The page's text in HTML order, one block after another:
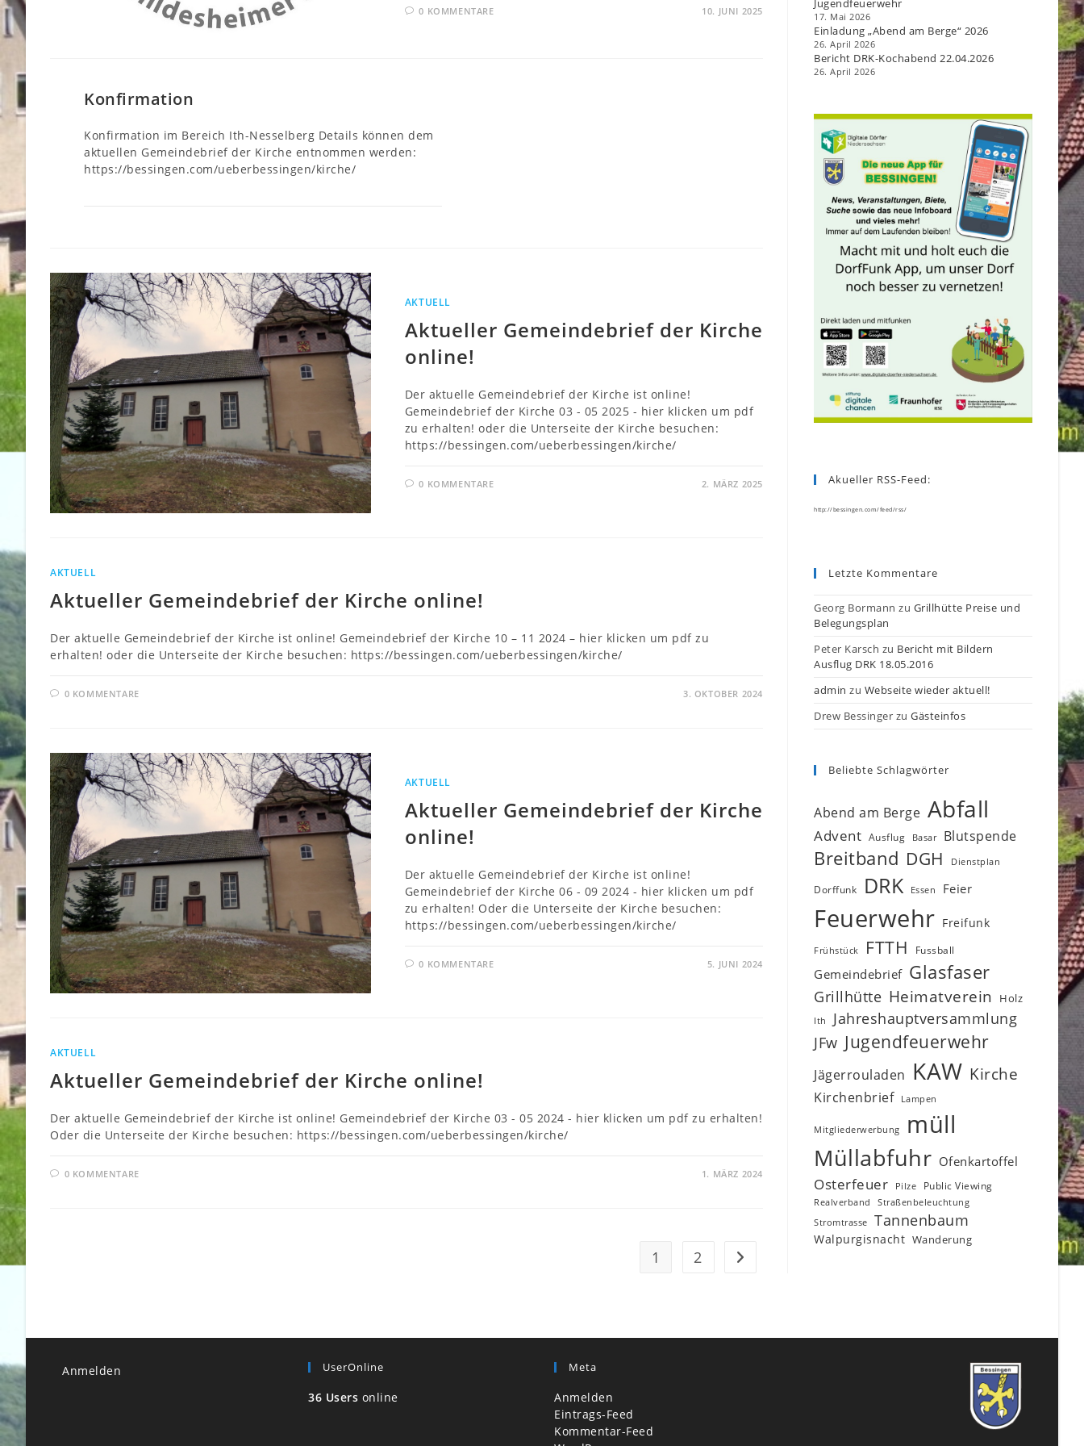
0 KOMMENTARE 10. JUNI 2025
Konfirmation
Konfirmation im Bereich Ith-Nesselberg Details können dem
aktuellen Gemeindebrief der Kirche entnommen werden:
https://bessingen.com/ueberbessingen/kirche/
AKTUELL
Aktueller Gemeindebrief der Kirche
online!
Der aktuelle Gemeindebrief der Kirche ist online!
Gemeindebrief der Kirche 03 - 05 2025 - hier klicken um pdf
zu erhalten! oder die Unterseite der Kirche besuchen:
https://bessingen.com/ueberbessingen/kirche/
0 KOMMENTARE 2. MÄRZ 2025
AKTUELL
Aktueller Gemeindebrief der Kirche online!
Der aktuelle Gemeindebrief der Kirche ist online! Gemeindebrief der Kirche 10 – 11 2024 – hier klicken um pdf zu
erhalten! oder die Unterseite der Kirche besuchen: https://bessingen.com/ueberbessingen/kirche/
0 KOMMENTARE 3. OKTOBER 2024
AKTUELL
Aktueller Gemeindebrief der Kirche
online!
Der aktuelle Gemeindebrief der Kirche ist online!
Gemeindebrief der Kirche 06 - 09 2024 - hier klicken um pdf
zu erhalten! Oder die Unterseite der Kirche besuchen:
https://bessingen.com/ueberbessingen/kirche/
0 KOMMENTARE 5. JUNI 2024
AKTUELL
Aktueller Gemeindebrief der Kirche online!
Der aktuelle Gemeindebrief der Kirche ist online! Gemeindebrief der Kirche 03 - 05 2024 - hier klicken um pdf zu erhalten!
Oder die Unterseite der Kirche besuchen: https://bessingen.com/ueberbessingen/kirche/
0 KOMMENTARE 1. MÄRZ 2024
1 2 Zur nächsten Seite
Jugendfeuerwehr
17. Mai 2026
Einladung „Abend am Berge“ 2026
26. April 2026
Bericht DRK-Kochabend 22.04.2026
26. April 2026
Akueller RSS-Feed:
http://bessingen.com/feed/rss/
Letzte Kommentare
Georg Bormann zu Grillhütte Preise und
Belegungsplan
Peter Karsch zu Bericht mit Bildern
Ausflug DRK 18.05.2016
admin zu Webseite wieder aktuell!
Drew Bessinger zu Gästeinfos
Beliebte Schlagwörter
Abend am Berge Abfall
Advent Ausflug Basar Blutspende
Breitband DGH Dienstplan
Dorffunk DRK Essen Feier
Feuerwehr Freifunk
Frühstück FTTH Fussball
Gemeindebrief Glasfaser
Grillhütte Heimatverein Holz
Ith
Jahreshauptversammlung
JFw Jugendfeuerwehr
Jägerrouladen KAW Kirche
Kirchenbrief Lampen
Mitgliederwerbung müll
Müllabfuhr Ofenkartoffel
Osterfeuer Pilze Public Viewing
Realverband
Straßenbeleuchtung
Stromtrasse
Tannenbaum
Walpurgisnacht Wanderung
Anmelden UserOnline
36 Users online
Meta
Anmelden
Eintrags-Feed
Kommentar-Feed